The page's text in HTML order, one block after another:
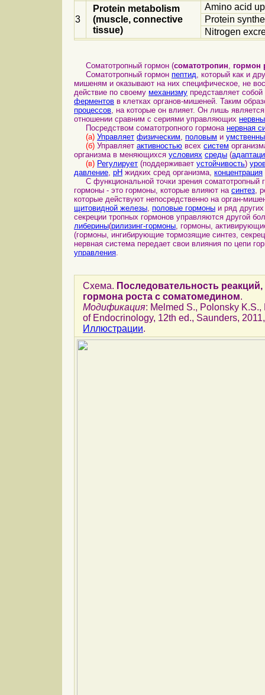
3
Protein metabolism
(muscle, connective
tissue)
Amino acid
Protein
Nitrogen
Соматотропный гормон (соматотропин, гормон
Соматотропный гормон пептид, который как и
мишеням и оказывают на них специфическое, не
действие по своему механизму представляет
ферментов в клетках органов-мишеней. Таким
процессов, на которые он влияет. Он лишь
отношении сравним с сериями управляющих
Посредством соматотропного гормона нервная
(а) Управляет физическим, половым и
(б) Управляет активностью всех систем
организма в меняющихся условиях среды (
(в) Регулирует (поддерживает устойчивость)
давление, pH жидких сред организма, концентрация
С функциональной точки зрения соматотропный
гормоны - это гормоны, которые влияют на синтез,
которые действуют непосредственно на орган-
щитовидной железы, половые гормоны и ряд
секреции тропных гормонов управляются другой
либерины(рилизинг-гормоны, гормоны,
(гормоны, ингибирующие тормозящие синтез,
нервная система передает свои влияния по цепи
управления.
Схема. Последовательность
гормона роста с соматомедином.
Модификация: Melmed S., Polonsky
of Endocrinology, 12th ed., Saunders,
Иллюстрации.